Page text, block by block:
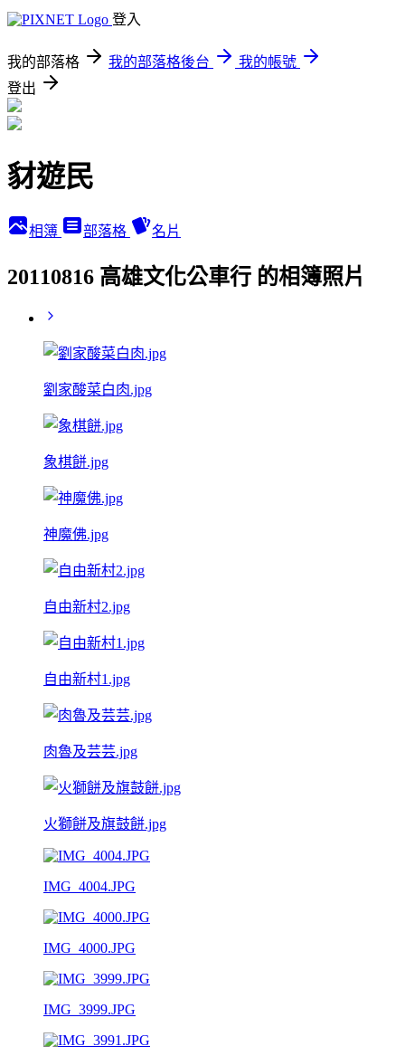
登入
我的部落格 我的部落格後台
我的帳號
登出
豺遊民
相簿 部落格 名片
20110816 高雄文化公車行 的相簿照片
劉家酸菜白肉.jpg
象棋餅.jpg
神魔佛.jpg
自由新村2.jpg
自由新村1.jpg
肉魯及芸芸.jpg
火獅餅及旗鼓餅.jpg
IMG_4004.JPG
IMG_4000.JPG
IMG_3999.JPG